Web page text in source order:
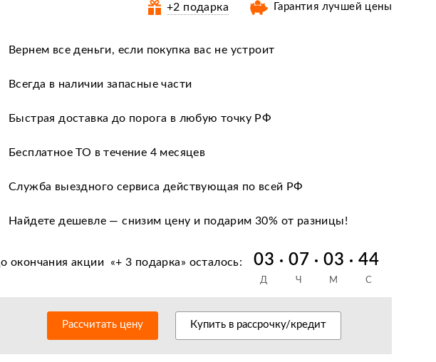
+2 подарка Гарантия лучшей цены
Вернем все деньги, если покупка вас не устроит
Всегда в наличии запасные части
Быстрая доставка до порога в любую точку РФ
Бесплатное ТО в течение 4 месяцев
Служба выездного сервиса действующая по всей РФ
Найдете дешевле — снизим цену и подарим 30% от разницы!
Льготное послегарантийное обслуживание
окончания акции «+ 3 подарка» осталось: 03 07 03 43
Д Ч М С
Рассчитать цену Купить в рассрочку/кредит